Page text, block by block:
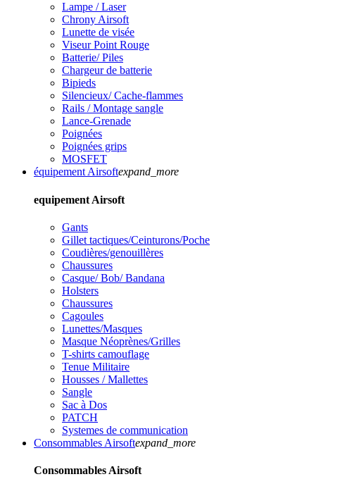
Lampe / Laser
Chrony Airsoft
Lunette de visée
Viseur Point Rouge
Batterie/ Piles
Chargeur de batterie
Bipieds
Silencieux/ Cache-flammes
Rails / Montage sangle
Lance-Grenade
Poignées
Poignées grips
MOSFET
équipement Airsoftexpand_more
equipement Airsoft
Gants
Gillet tactiques/Ceinturons/Poche
Coudières/genouillères
Chaussures
Casque/ Bob/ Bandana
Holsters
Chaussures
Cagoules
Lunettes/Masques
Masque Néoprènes/Grilles
T-shirts camouflage
Tenue Militaire
Housses / Mallettes
Sangle
Sac à Dos
PATCH
Systemes de communication
Consommables Airsoftexpand_more
Consommables Airsoft